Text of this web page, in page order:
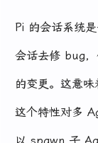
Pi 的会话系统
会话去修 bug
的变更。这意
这个特性对多
以 spawn 子